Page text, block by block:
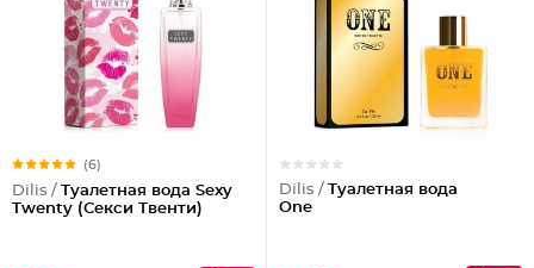
(6)
Dilis / Туалетная вода Sexy
Twenty (Секси Твенти)
Dilis / Туалетная вода
One